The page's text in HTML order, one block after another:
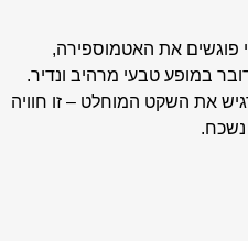
פוגשים את האטמוספירה,
במופע טבעי מרהיב ונדיר.
את השקט המוחלט – זו חוויה